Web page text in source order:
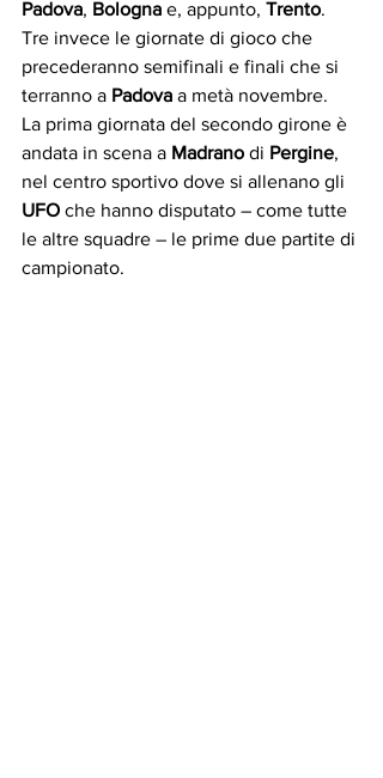
Padova, Bologna e, appunto, Trento.
Tre invece le giornate di gioco che
precederanno semifinali e finali che si
terranno a Padova a metà novembre.
La prima giornata del secondo girone è
andata in scena a Madrano di Pergine,
nel centro sportivo dove si allenano gli
UFO che hanno disputato – come tutte
le altre squadre – le prime due partite di
campionato.